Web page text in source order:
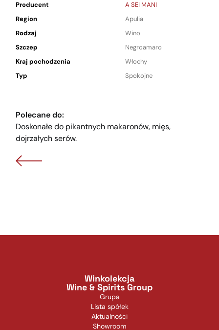
Producent
A SEI MANI
Region
Apulia
Rodzaj
Wino
Szczep
Negroamaro
Kraj pochodzenia
Włochy
Typ
Spokojne
Polecane do:
Doskonałe do pikantnych makaronów, mięs,
dojrzałych serów.
Winkolekcja
Wine & Spirits Group
Grupa
Lista spółek
Aktualności
Showroom